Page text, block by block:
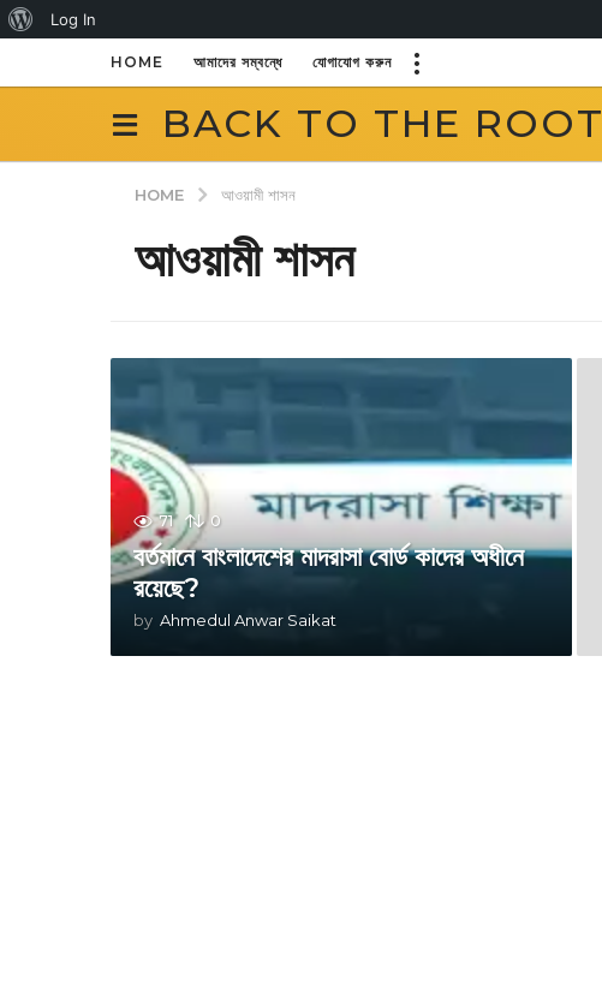
About
WordPress
Log In
HOME আমাদের সম্বন্ধে যোগাযোগ করুন
BACK TO THE ROOT
HOME আওয়ামী শাসন
আওয়ামী শাসন
71 0
বর্তমানে বাংলাদেশের মাদরাসা বোর্ড কাদের অধীনে
রয়েছে?
by Ahmedul Anwar Saikat